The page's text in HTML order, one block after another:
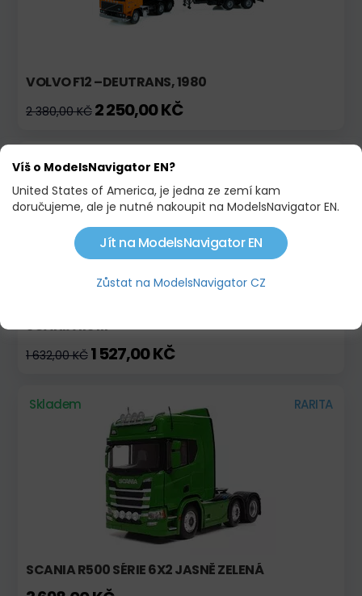
VOLVO F12 –DEUTRANS, 1980
2 380,00 KČ 2 250,00 KČ
Skladem
SCANIA 113 M
1 632,00 KČ 1 527,00 KČ
Skladem RARITA
SCANIA R500 SÉRIE 6X2 JASNĚ ZELENÁ
Víš o ModelsNavigator EN?
United States of America, je jedna ze zemí kam
doručujeme, ale je nutné nakoupit na ModelsNavigator EN.
Jít na ModelsNavigator EN
Zůstat na ModelsNavigator CZ